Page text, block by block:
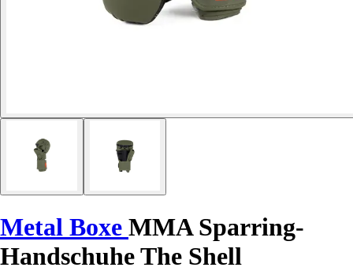
Metal Boxe MMA Sparring-
Handschuhe The Shell